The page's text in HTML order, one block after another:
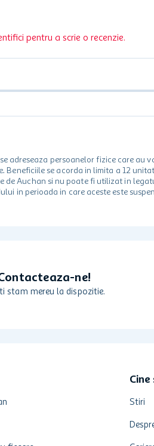
pentru a scrie o recenzie.
adreseaza persoanelor fizice care
Beneficiile se acorda in limita a 12
de Auchan si nu poate fi utilizat in
in perioada in care aceste este
ne!
Iti stam mereu la dispozitie.
Stiri